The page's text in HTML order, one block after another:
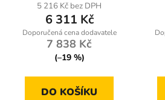
5 216 Kč bez DPH
6 311 Kč
7 838 Kč
(–19 %)
DO KOŠÍKU